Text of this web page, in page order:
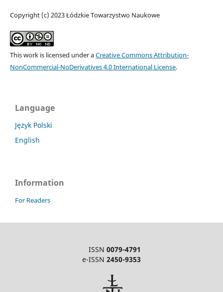
Copyright (c) 2023 Łódzkie Towarzystwo Naukowe
This work is licensed under aCreative Commons Attribution-
NonCommercial-NoDerivatives 4.0 International License.
Language
Język Polski
English
Information
For Readers
ISSN 0079-4791
e-ISSN 2450-9353